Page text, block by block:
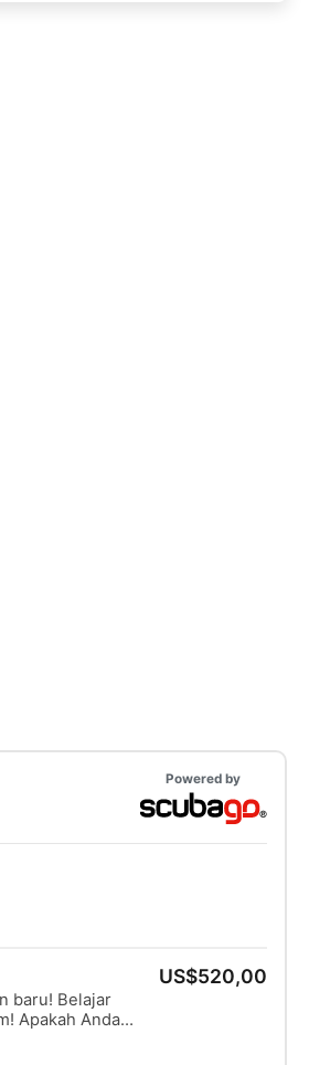
Powered by
Belajar
kursus
menyelam di
US$520,00